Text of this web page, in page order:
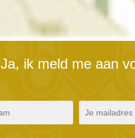
Ja, ik meld me aan